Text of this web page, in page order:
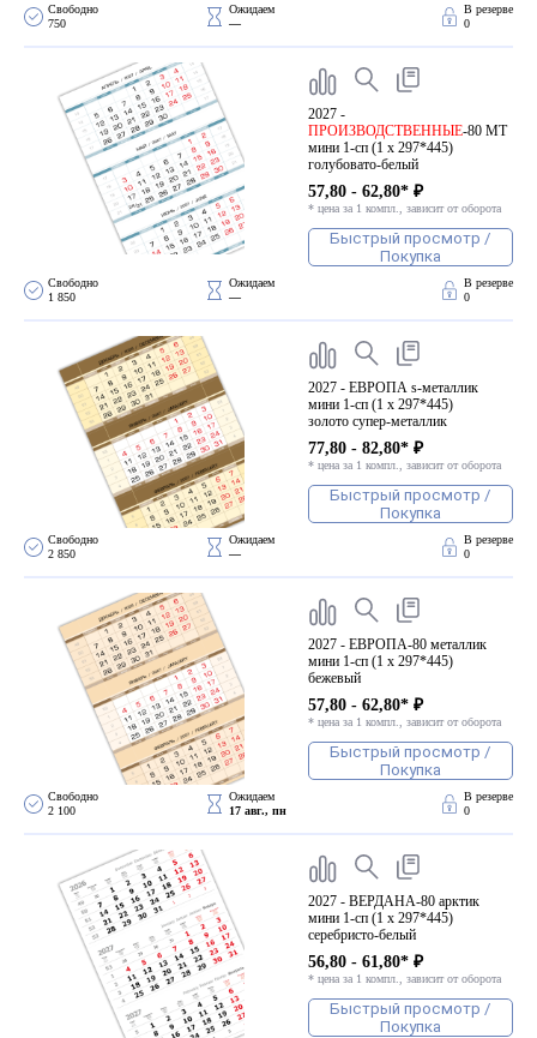
Свободно
750
Ожидаем
—
В резерве
0
2027 -
ПРОИЗВОДСТВЕННЫЕ-80 МТ
мини 1-сп (1 х 297*445)
голубовато-белый
57,80 - 62,80* ₽
* цена за 1 компл., зависит от оборота
Быстрый просмотр /
Покупка
Свободно
1 850
Ожидаем
—
В резерве
0
2027 - ЕВРОПА s-металлик
мини 1-сп (1 х 297*445)
золото супер-металлик
77,80 - 82,80* ₽
* цена за 1 компл., зависит от оборота
Быстрый просмотр /
Покупка
Свободно
2 850
Ожидаем
—
В резерве
0
2027 - ЕВРОПА-80 металлик
мини 1-сп (1 х 297*445)
бежевый
57,80 - 62,80* ₽
* цена за 1 компл., зависит от оборота
Быстрый просмотр /
Покупка
Свободно
2 100
Ожидаем
17 авг., пн
В резерве
0
2027 - ВЕРДАНА-80 арктик
мини 1-сп (1 х 297*445)
серебристо-белый
56,80 - 61,80* ₽
* цена за 1 компл., зависит от оборота
Быстрый просмотр /
Покупка